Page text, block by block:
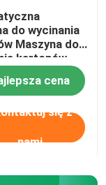
do wycinania
Maszyna do
kartonów
cena
się z
nami